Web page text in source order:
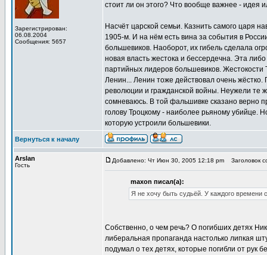
Зарегистрирован:
06.08.2004
Сообщения: 5657
стоит ли он этого? Что вообще важнее - идея
Насчёт царской семьи. Казнить самого царя
1905-м. И на нём есть вина за события в
большевиков. Наоборот, их гибель сделала
новая власть жестока и бессердечна. Эта
партийных лидеров большевиков.
Ленин... Ленин тоже действовал очень
революции и гражданской войны. Неужели те
сомневаюсь. В той фальшивке сказано верно
голову Троцкому - наиболее рьяному убийце.
которую устроили большевики.
Вернуться к началу
Arslan
Гость
Добавлено: Чт Июн 30, 2005 12:18 pm Заголовок
maxon писал(а):
Я не хочу быть судьёй. У каждого времени
Собственно, о чем речь? О погибших детях
либеральная пропаганда настолько липкая
подумал о тех детях, которые погибли от рук